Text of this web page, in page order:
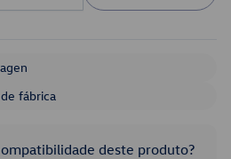
fábrica
deste produto?